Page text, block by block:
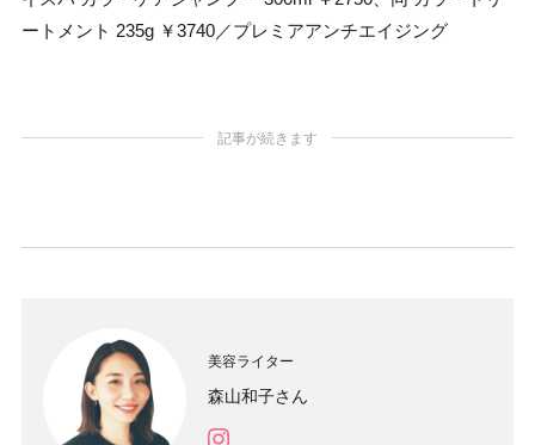
ートメント 235g ￥3740／プレミアアンチエイジング
記事が続きます
美容ライター
森山和子さん